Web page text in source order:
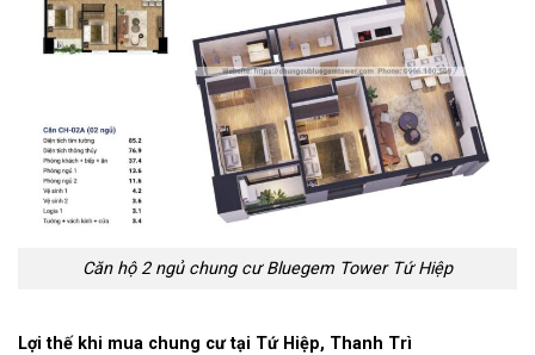
Căn hộ 2 ngủ chung cư Bluegem Tower Tứ Hiệp
Lợi thế khi mua chung cư tại Tứ Hiệp, Thanh Trì